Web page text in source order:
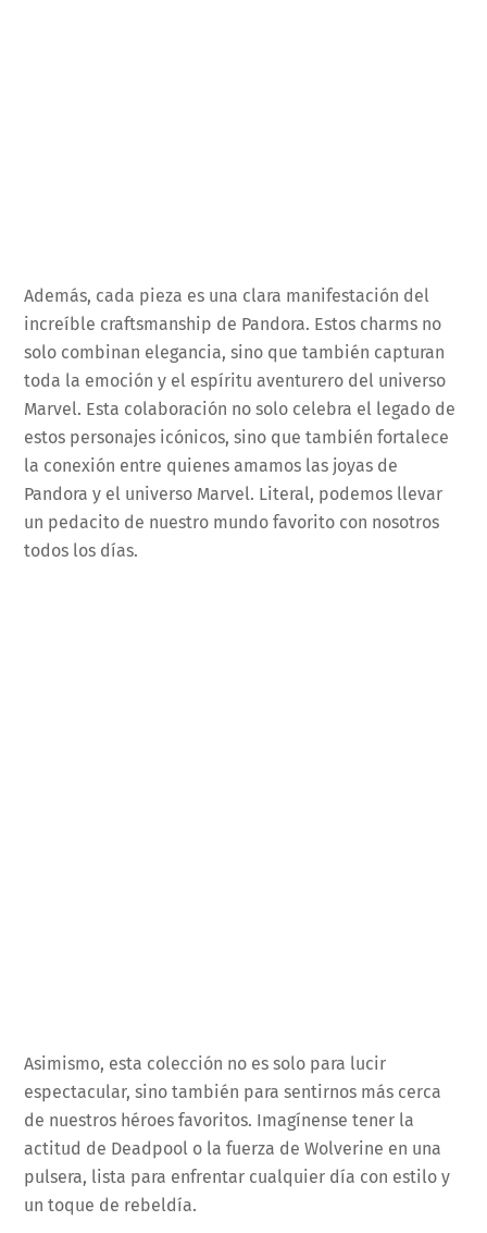
Además, cada pieza es una clara manifestación del
increíble craftsmanship de Pandora. Estos charms no
solo combinan elegancia, sino que también capturan
toda la emoción y el espíritu aventurero del universo
Marvel. Esta colaboración no solo celebra el legado de
estos personajes icónicos, sino que también fortalece
la conexión entre quienes amamos las joyas de
Pandora y el universo Marvel. Literal, podemos llevar
un pedacito de nuestro mundo favorito con nosotros
todos los días.
Asimismo, esta colección no es solo para lucir
espectacular, sino también para sentirnos más cerca
de nuestros héroes favoritos. Imagínense tener la
actitud de Deadpool o la fuerza de Wolverine en una
pulsera, lista para enfrentar cualquier día con estilo y
un toque de rebeldía.